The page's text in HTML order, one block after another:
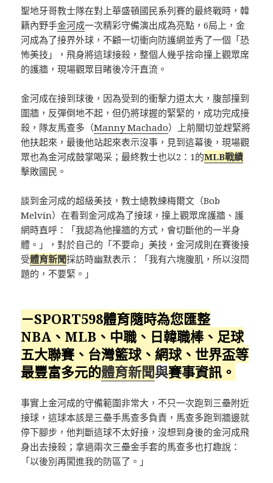
聖地牙哥教士隊在對上華盛頓國民系列賽的最終戰時，韓
籍內野手金河成一次精彩守備演出成為亮點，6局上，金
河成為了接界外球，不顧一切衝向防護網並秀了一個「恐
怖美技」，飛身將這球接殺，整個人幾乎捨命撞上觀眾席
的護牆，現場觀眾目睹後冷汗直流。
金河成在接到球後，因為受到的衝擊力道太大，腹部撞到
圍牆，反彈倒地不起，但仍將球握的緊緊的，成功完成接
殺，隊友馬查多（Manny Machado）上前關切並趕緊將
他扶起來，最後他站起來表示沒事，見到這幕後，現場觀
眾也為金河成鼓掌喝采；最終教士也以2：1的MLB戰績
擊敗國民。
談到金河成的超級美技，教士總教練梅爾文（Bob
Melvin）在看到金河成為了接球，撞上觀眾席護牆、護
網時直呼：「我認為他撞牆的方式，會切斷他的一半身
體。」，對於自己的「不要命」美技，金河成則在賽後接
受體育新聞採訪時幽默表示：「我有六塊腹肌，所以沒問
題的，不要緊。」
－SPORT598體育隨時為您匯整
NBA、MLB、中職、日韓職棒、足球
五大聯賽、台灣籃球、網球、 世界盃等
最豐富多元的體育新聞與賽事資訊。
事實上金河成的守備範圍非常大，不只一次跑到三壘附近
接球，這球本該是三壘手馬查多負責，馬查多跑到牆邊就
停下腳步，他判斷這球不太好接，沒想到身後的金河成飛
身出去接殺；拿過兩次三壘金手套的馬查多也打趣說：
「以後別再闖進我的防區了。」